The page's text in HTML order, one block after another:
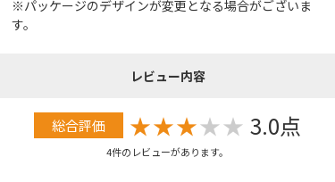
※パッケージのデザインが変更となる場合がございま
す。
レビュー内容
総合評価 ★★★★★ 3.0点
4件のレビューがあります。